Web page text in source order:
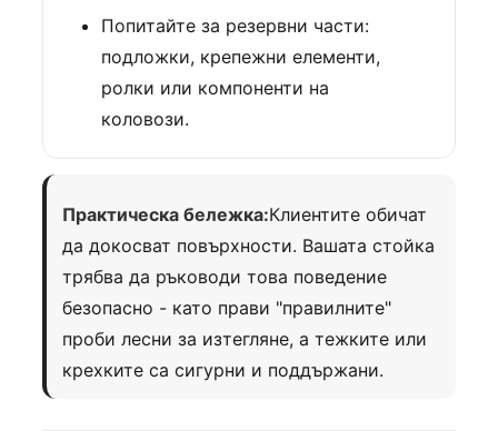
Попитайте за резервни части:
подложки, крепежни елементи,
ролки или компоненти на
коловози.
Практическа бележка:Клиентите обичат
да докосват повърхности. Вашата стойка
трябва да ръководи това поведение
безопасно - като прави "правилните"
проби лесни за изтегляне, а тежките или
крехките са сигурни и поддържани.